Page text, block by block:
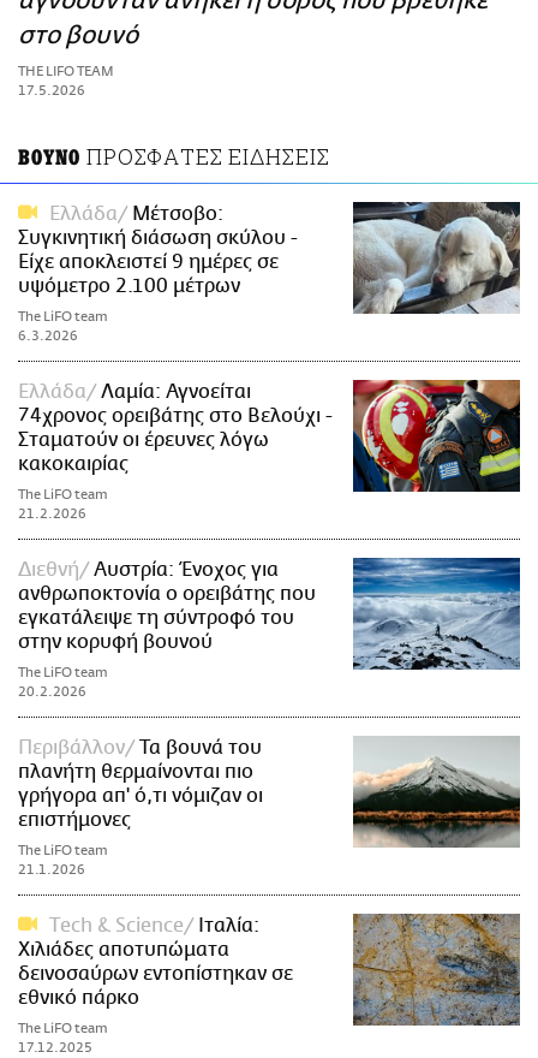
ΑΜΠΑ
PRINT
στο βουνό
THE LIFO TEAM
17.5.2026
ΒΟΥΝΟ ΠΡΟΣΦΑΤΕΣ ΕΙΔΗΣΕΙΣ
Ελλάδα
Μέτσοβο:
Συγκινητική διάσωση σκύλου -
Είχε αποκλειστεί 9 ημέρες σε
υψόμετρο 2.100 μέτρων
The LiFO team
6.3.2026
Ελλάδα
Λαμία: Αγνοείται
74χρονος ορειβάτης στο Βελούχι -
Σταματούν οι έρευνες λόγω
κακοκαιρίας
The LiFO team
21.2.2026
Διεθνή
Αυστρία: Ένοχος για
ανθρωποκτονία ο ορειβάτης που
εγκατάλειψε τη σύντροφό του
στην κορυφή βουνού
The LiFO team
20.2.2026
Περιβάλλον
Τα βουνά του
πλανήτη θερμαίνονται πιο
γρήγορα απ' ό,τι νόμιζαν οι
επιστήμονες
The LiFO team
21.1.2026
Τech & Science
Ιταλία:
Χιλιάδες αποτυπώματα
δεινοσαύρων εντοπίστηκαν σε
εθνικό πάρκο
The LiFO team
17.12.2025